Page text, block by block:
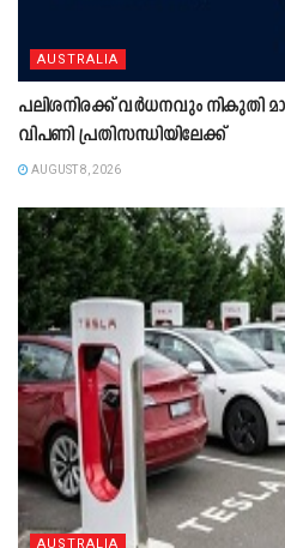
AUSTRALIA
പലിശനിരക്ക് വർധനവും നികുതി
വിപണി പ്രതിസന്ധിയിലേക്ക്
AUGUST 8, 2026
AUSTRALIA